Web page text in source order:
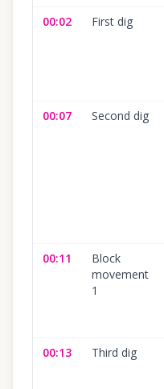
00:02
First dig
00:07
Second dig
00:11
Block
movement
1
00:13
Third dig